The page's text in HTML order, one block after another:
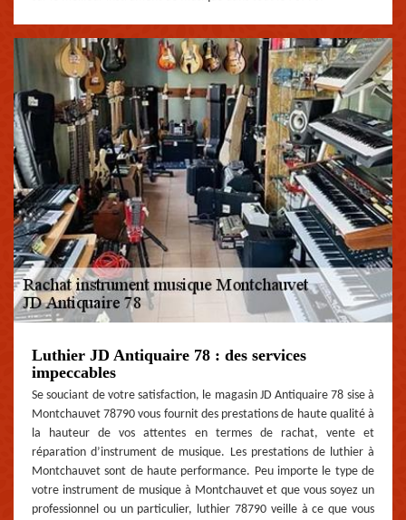
Luthier JD Antiquaire 78 : des services
impeccables
Se souciant de votre satisfaction, le magasin JD Antiquaire 78 sise à
Montchauvet 78790 vous fournit des prestations de haute qualité à
la hauteur de vos attentes en termes de rachat, vente et
réparation d’instrument de musique. Les prestations de luthier à
Montchauvet sont de haute performance. Peu importe le type de
votre instrument de musique à Montchauvet et que vous soyez un
professionnel ou un particulier, luthier 78790 veille à ce que vous